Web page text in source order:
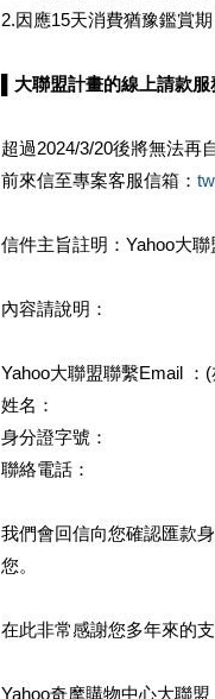
2.因應15天消費猶豫鑑賞
▌大聯盟計畫的線上請款
超過2024/3/20後將無法再
前來信至專案客服信箱：
信件主旨註明：Yahoo大
內容請說明：
Yahoo大聯盟聯繫Email ：
姓名：
身分證字號：
聯絡電話：
我們會回信向您確認匯款
您。
在此非常感謝您多年來的
Yahoo奇摩購物中心大聯